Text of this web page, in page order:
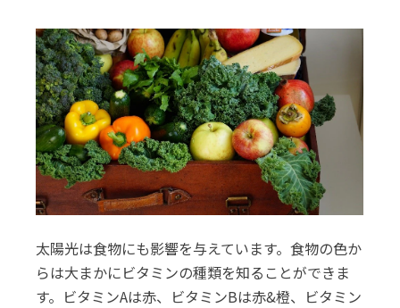
太陽光は食物にも影響を与えています。食物の色か
らは大まかにビタミンの種類を知ることができま
す。ビタミンAは赤、ビタミンBは赤&橙、ビタミン